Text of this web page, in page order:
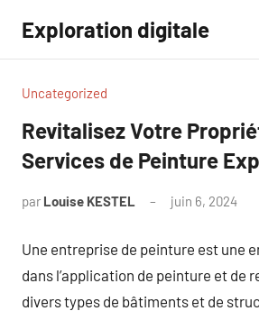
contenu
Exploration digitale
Uncategorized
Revitalisez Votre
Services de Peinture
par Louise KESTEL juin 6, 2024
Une entreprise de peinture est une
dans l’application de peinture et de
divers types de bâtiments et de